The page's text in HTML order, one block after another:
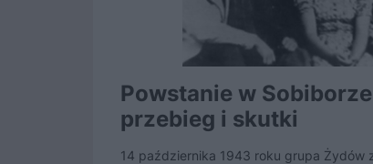
Powstanie w
przebieg i skutki
14 października 1943 roku grupa Żydów